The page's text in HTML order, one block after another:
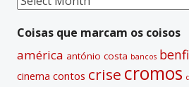
Coisas que marcam os coisos
américa antónio costa bancos
cinema contos crise cromos